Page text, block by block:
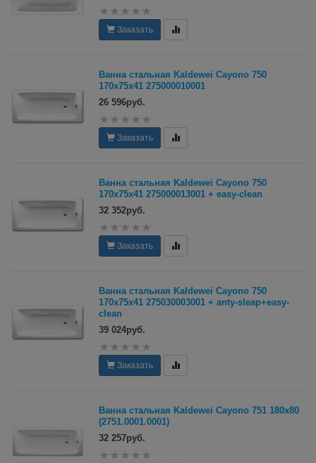
Заказать
Ванна стальная Kaldewei Cayono 750
170х75x41 275000010001
26 596руб.
Заказать
Ванна стальная Kaldewei Cayono 750
170х75x41 275000013001 + easy-сlean
32 352руб.
Заказать
Ванна стальная Kaldewei Cayono 750
170х75x41 275030003001 + anty-sleap+easy-
сlean
39 024руб.
Заказать
Ванна стальная Kaldewei Cayono 751 180x80
(2751.0001.0001)
32 257руб.